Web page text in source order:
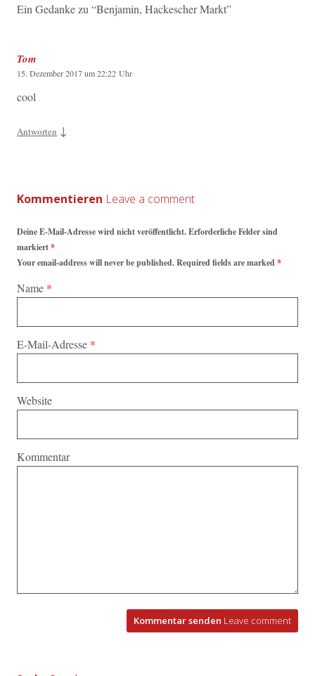
Ein Gedanke zu “Benjamin, Hackescher Markt”
Tom
15. Dezember 2017 um 22:22 Uhr
cool
Antworten ↓
Kommentieren
Deine E-Mail-Adresse wird nicht veröffentlicht. Erforderliche Felder sind
markiert*
Your email-address will never be published. Required fields are marked*
Name *
E-Mail-Adresse *
Website
Kommentar
Kommentar senden Leave comment